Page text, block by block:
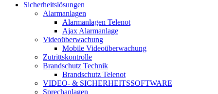
Sicherheitslösungen
Alarmanlagen
Alarmanlagen Telenot
Ajax Alarmanlage
Videoüberwachung
Mobile Videoüberwachung
Zutrittskontrolle
Brandschutz Technik
Brandschutz Telenot
VIDEO- & SICHERHEITSSOFTWARE
Sprechanlagen